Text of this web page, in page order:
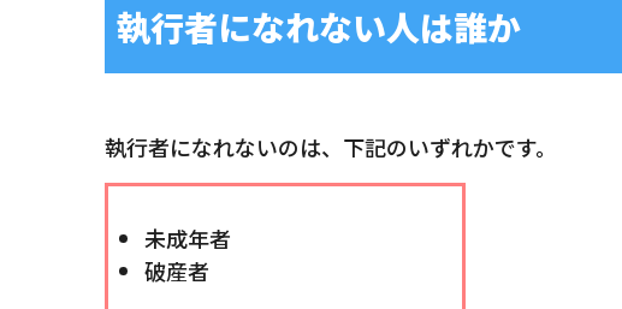
執行者になれない人は誰か
執行者になれないのは、下記のいずれかです。
未成年者
破産者